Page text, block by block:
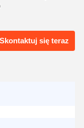
Skontaktuj się teraz